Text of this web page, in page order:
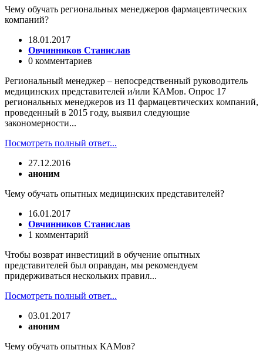
Чему обучать региональных менеджеров фармацевтических
компаний?
18.01.2017
Овчинников Станислав
0 комментариев
Региональный менеджер – непосредственный руководитель
медицинских представителей и/или КАМов. Опрос 17
региональных менеджеров из 11 фармацевтических компаний,
проведенный в 2015 году, выявил следующие
закономерности...
Посмотреть полный ответ...
27.12.2016
аноним
Чему обучать опытных медицинских представителей?
16.01.2017
Овчинников Станислав
1 комментарий
Чтобы возврат инвестиций в обучение опытных
представителей был оправдан, мы рекомендуем
придерживаться нескольких правил...
Посмотреть полный ответ...
03.01.2017
аноним
Чему обучать опытных КАМов?